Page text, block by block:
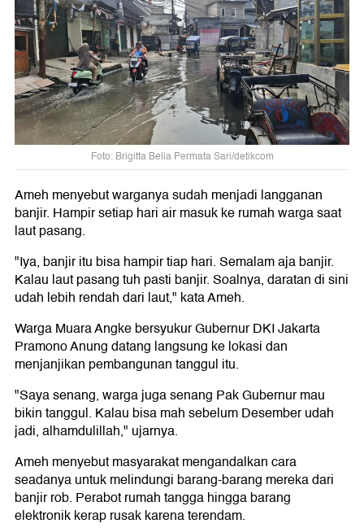
Foto: Brigitta Belia Permata Sari/detikcom
Ameh menyebut warganya sudah menjadi langganan
banjir. Hampir setiap hari air masuk ke rumah warga saat
laut pasang.
"Iya, banjir itu bisa hampir tiap hari. Semalam aja banjir.
Kalau laut pasang tuh pasti banjir. Soalnya, daratan di sini
udah lebih rendah dari laut," kata Ameh.
Warga Muara Angke bersyukur Gubernur DKI Jakarta
Pramono Anung datang langsung ke lokasi dan
menjanjikan pembangunan tanggul itu.
"Saya senang, warga juga senang Pak Gubernur mau
bikin tanggul. Kalau bisa mah sebelum Desember udah
jadi, alhamdulillah," ujarnya.
Ameh menyebut masyarakat mengandalkan cara
seadanya untuk melindungi barang-barang mereka dari
banjir rob. Perabot rumah tangga hingga barang
elektronik kerap rusak karena terendam.